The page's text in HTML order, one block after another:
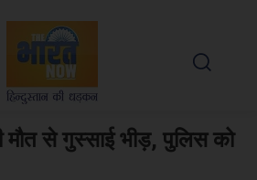
से गुस्साई भीड़, पुलिस को